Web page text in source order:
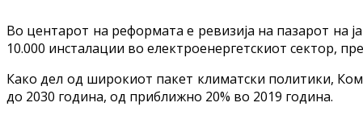
Во центарот на реформата е ревизија на пазарот на
10.000 инсталации во електроенергетскиот сектор,
Како дел од широкиот пакет климатски политики,
до 2030 година, од приближно 20% во 2019 година.